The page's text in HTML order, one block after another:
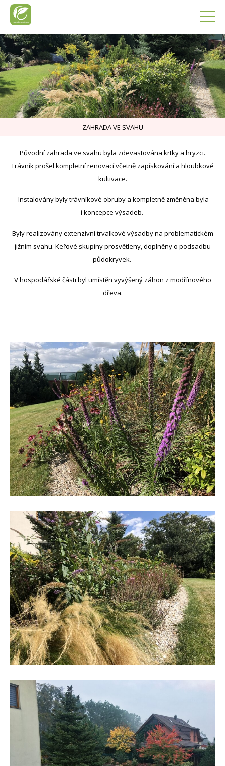
ZAHRADA VE SVAHU
Původní zahrada ve svahu byla zdevastována krtky a hryzci.
Trávník prošel kompletní renovací včetně zapískování a hloubkové
kultivace.
Instalovány byly trávníkové obruby a kompletně změněna byla
i koncepce výsadeb.
Byly realizovány extenzivní trvalkové výsadby na problematickém
jižním svahu. Keřové skupiny prosvětleny, doplněny o podsadbu
půdokryvek.
V hospodářské části byl umístěn vyvýšený záhon z modřínového
dřeva.